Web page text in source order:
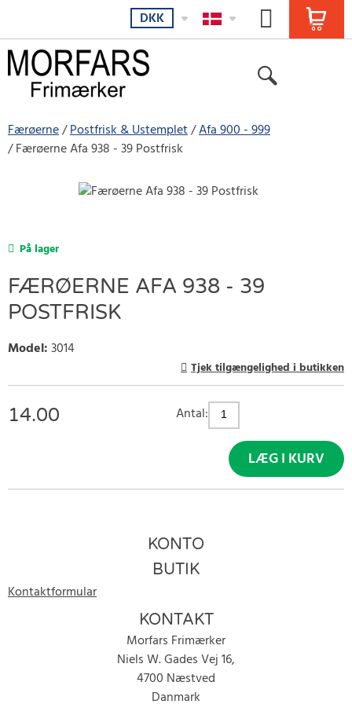
DKK
Færøerne Postfrisk & Ustemplet Afa 900 - 999
Færøerne Afa 938 - 39 Postfrisk
På lager
FÆRØERNE AFA 938 - 39
POSTFRISK
Model:3014
Tjek tilgængelighed i butikken
14.00 Antal:
LÆG I KURV
KONTO
BUTIK
Kontaktformular
KONTAKT
Morfars Frimærker
Niels W. Gades Vej 16,
4700 Næstved
Danmark